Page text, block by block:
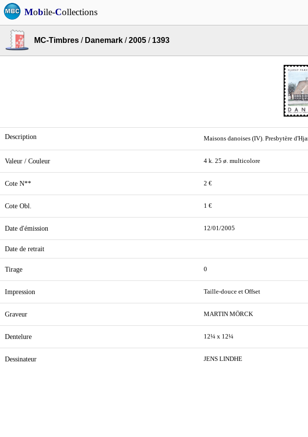
Mobile-Collections
MC-Timbres / Danemark /2005 / 1393
Description Maisons danoises (IV). Presbytère
Valeur / Couleur 4 k. 25 ø. multicolore
Cote N** 2 €
Cote Obl. 1 €
Date d'émission 12/01/2005
Date de retrait
Tirage 0
Impression Taille-douce et Offset
Graveur MARTIN MÖRCK
Dentelure 12¼ x 12¼
Dessinateur JENS LINDHE